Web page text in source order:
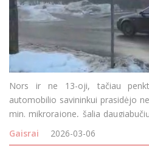
Nors ir ne 13-oji, tačiau
automobilio savininkui prasidėjo
min. mikrorajone, šalia
įstaigų, užsiliepsnojo automobilis.
ČIA.
Gaisrai 2026-03-06